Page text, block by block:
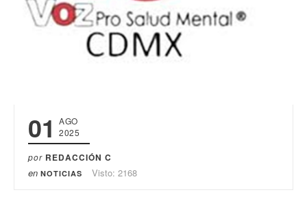
01
AGO
2025
por REDACCIÓN C
en NOTICIAS Visto: 2168